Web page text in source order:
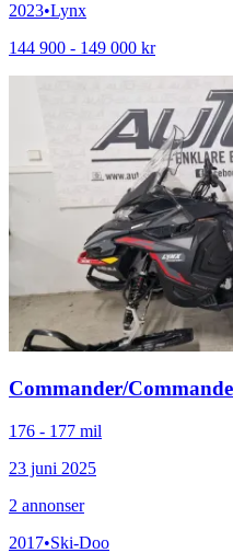
2023•Lynx
144 900 - 149 000 kr
Commander/
176 - 177 mil
23 juni 2025
2 annonser
2017•Ski-Doo